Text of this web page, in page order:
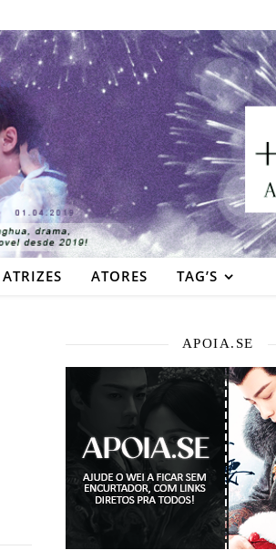
ATRIZES ATORES TAG’S
APOIA.SE